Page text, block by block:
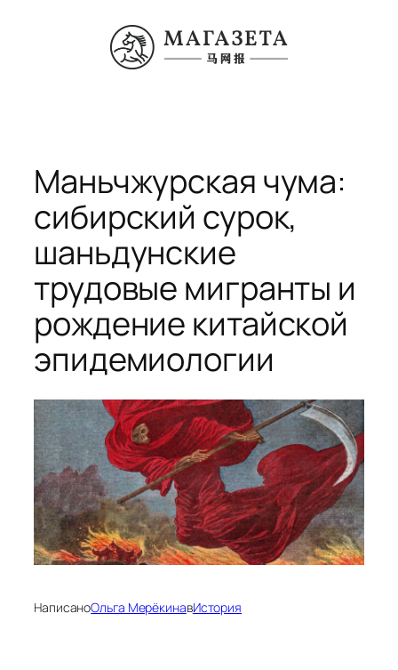
содержимому
Маньчжурская чума:
сибирский сурок,
шаньдунские
трудовые мигранты и
рождение китайской
эпидемиологии
НаписаноОльга МерёкинавИстория